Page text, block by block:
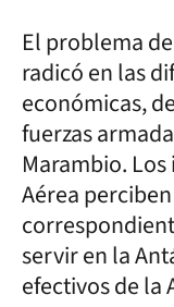
El problema
radicó en las
económicas,
fuerzas
Marambio.
Aérea
servir en la
efectivos de la